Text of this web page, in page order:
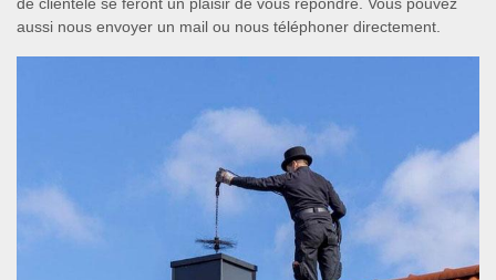
aussi nous envoyer un mail ou nous téléphoner directement.